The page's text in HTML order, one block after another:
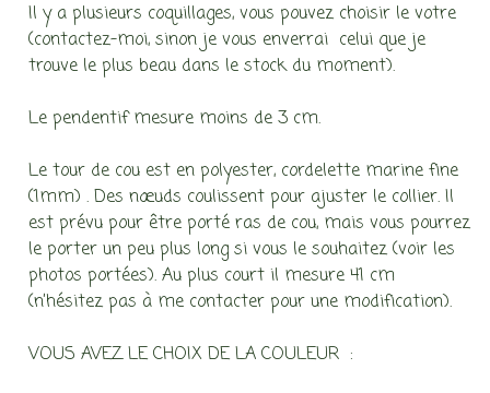
Il y a plusieurs coquillages, vous pouvez choisir le votre
(contactez-moi, sinon je vous enverrai celui que je
trouve le plus beau dans le stock du moment).
Le pendentif mesure moins de 3 cm.
Le tour de cou est en polyester, cordelette marine fine
(1mm) . Des nœuds coulissent pour ajuster le collier. Il
est prévu pour être porté ras de cou, mais vous pourrez
le porter un peu plus long si vous le souhaitez (voir les
photos portées). Au plus court il mesure 41 cm
(n’hésitez pas à me contacter pour une modification).
VOUS AVEZ LE CHOIX DE LA COULEUR :